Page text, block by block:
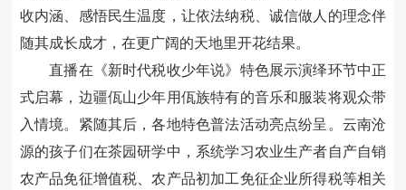
收内涵、感悟民生温度，让依法纳税、诚信做人的理念伴
随其成长成才，在更广阔的天地里开花结果。
直播在《新时代税收少年说》特色展示演绎环节中正
式启幕，边疆佤山少年用佤族特有的音乐和服装将观众带
入情境。紧随其后，各地特色普法活动亮点纷呈。云南沧
源的孩子们在茶园研学中，系统学习农业生产者自产自销
农产品免征增值税、农产品初加工免征企业所得税等相关